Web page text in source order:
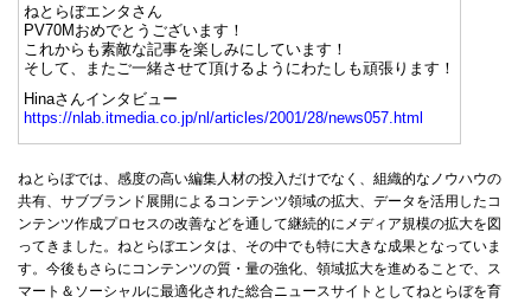
ねとらぼエンタさん
PV70Mおめでとうございます！
これからも素敵な記事を楽しみにしています！
そして、またご一緒させて頂けるようにわたしも頑張ります！
Hinaさんインタビュー
https://nlab.itmedia.co.jp/nl/articles/2001/28/news057.html
ねとらぼでは、感度の高い編集人材の投入だけでなく、組織的なノウハウの
共有、サブブランド展開によるコンテンツ領域の拡大、データを活用したコ
ンテンツ作成プロセスの改善などを通して継続的にメディア規模の拡大を図
ってきました。ねとらぼエンタは、その中でも特に大きな成果となっていま
す。今後もさらにコンテンツの質・量の強化、領域拡大を進めることで、ス
マート＆ソーシャルに最適化された総合ニュースサイトとしてねとらぼを育